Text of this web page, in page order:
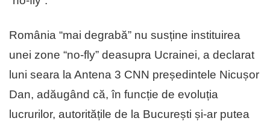
România “mai degrabă” nu susține instituirea
unei zone “no-fly” deasupra Ucrainei, a declarat
luni seara la Antena 3 CNN președintele Nicușor
Dan, adăugând că, în funcție de evoluția
lucrurilor, autoritățile de la București și-ar putea